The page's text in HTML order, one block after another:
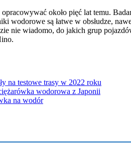
opracowywać około pięć lat temu.
wodorowe są łatwe w obsłudze,
nie wiadomo, do jakich grup
na testowe trasy w 2022 roku
wodorowa z Japonii
na wodór